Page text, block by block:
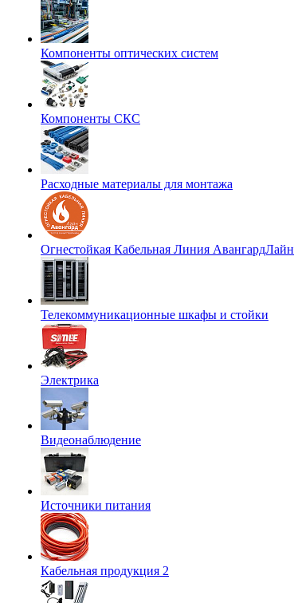
Компоненты оптических систем
Компоненты СКС
Расходные материалы для монтажа
Огнестойкая Кабельная Линия АвангардЛайн
Телекоммуникационные шкафы и стойки
Электрика
Видеонаблюдение
Источники питания
Кабельная продукция 2